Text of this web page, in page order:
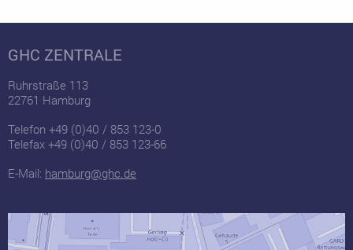
GHC ZENTRALE
Ruhrstraße 113
22761 Hamburg
Telefon +49 (0)40 / 853 123-0
Telefax +49 (0)40 / 853 123-66
E-Mail: hamburg@ghc.de